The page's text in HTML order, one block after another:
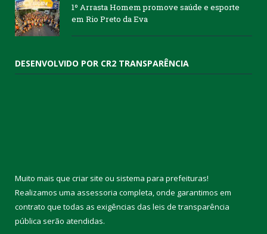
1º Arrasta Homem promove saúde e esporte
em Rio Preto da Eva
DESENVOLVIDO POR CR2 TRANSPARÊNCIA
Muito mais que criar site ou sistema para prefeituras!
Realizamos uma assessoria completa, onde garantimos em
contrato que todas as exigências das leis de transparência
pública serão atendidas.